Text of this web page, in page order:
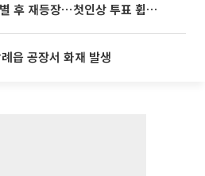
‘나솔사계’ 국화, 결별 후 재등장⋯첫인상 투표 휩쓸고 ‘인기녀’ 등극
읍 공장서 화재 발생